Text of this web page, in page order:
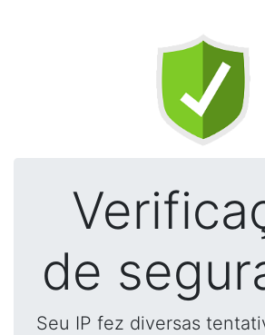
de
Seu IP fez diversas